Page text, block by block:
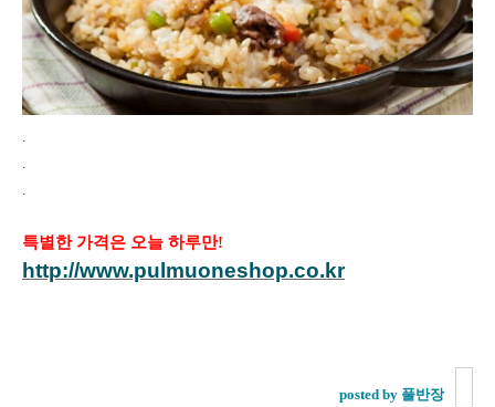
.
.
.
특별한 가격은 오늘 하루만!
http://www.pulmuoneshop.co.kr
posted by 풀반장